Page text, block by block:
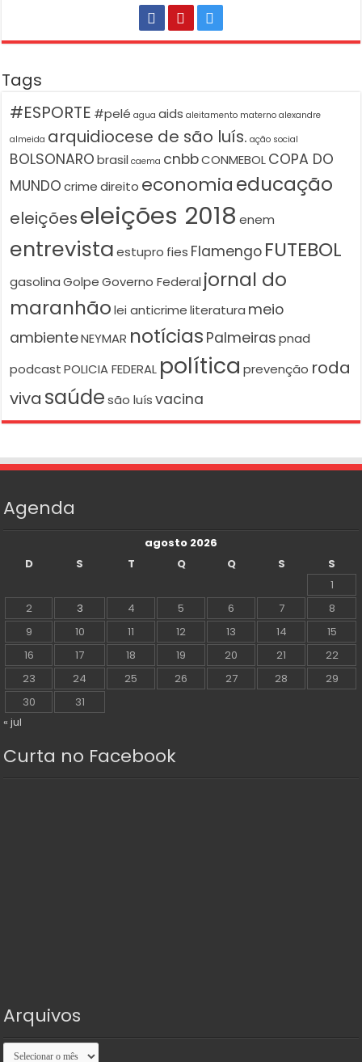
Tags
#ESPORTE #pelé agua aids aleitamento materno alexandre
almeida arquidiocese de são luís. ação social
BOLSONARO brasil caema cnbbCONMEBOLCOPA DO
MUNDO crime direito economiaeducação
eleiçõeseleições 2018 enem
entrevista estupro fies Flamengo FUTEBOL
gasolina Golpe Governo Federal jornal do
maranhão lei anticrime literatura meio
ambienteNEYMAR notícias Palmeiras pnad
podcast POLICIA FEDERAL política prevenção roda
viva saúde são luís vacina
Agenda
agosto 2026
D
S T Q Q S
S
1
2
3 4 5 6 7
8
9
10 11 12 13 14
15
16
17 18 19 20 21
22
23
24 25 26 27 28
29
30
31
« jul
Curta no Facebook
Arquivos
Arquivos